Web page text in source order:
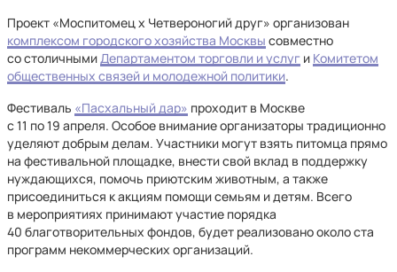
Проект «Моспитомец х Четвероногий друг» организован
комплексом городского хозяйства Москвы совместно
со столичнымиДепартаментом торговли и услуг и Комитетом
общественных связей и молодежной политики.
Фестиваль «Пасхальный дар» проходит в Москве
с 11 по 19 апреля. Особое внимание организаторы традиционно
уделяют добрым делам. Участники могут взять питомца прямо
на фестивальной площадке, внести свой вклад в поддержку
нуждающихся, помочь приютским животным, а также
присоединиться к акциям помощи семьям и детям. Всего
в мероприятиях принимают участие порядка
40 благотворительных фондов, будет реализовано около ста
программ некоммерческих организаций.